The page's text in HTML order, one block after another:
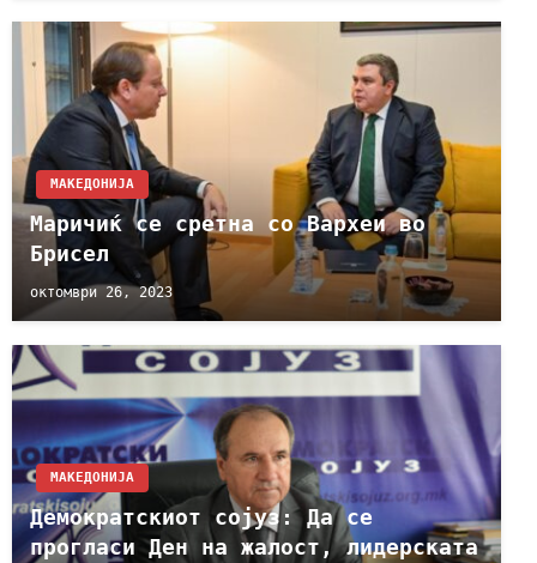
МАКЕДОНИЈА
Маричиќ се сретна со Вархеи во
Брисел
октомври 26, 2023
МАКЕДОНИЈА
Демократскиот сојуз: Да се
прогласи Ден на жалост, лидерската